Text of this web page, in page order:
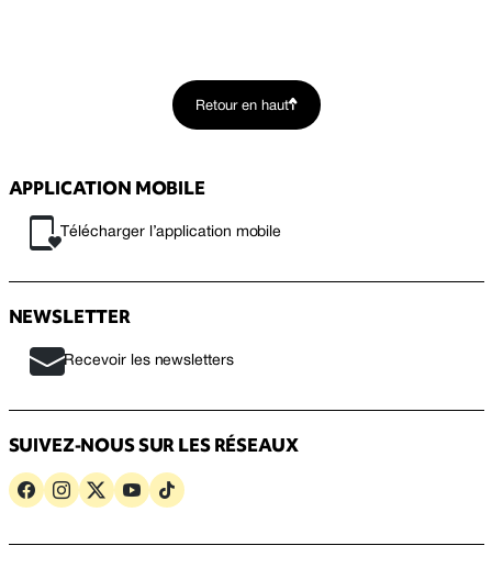
Retour en haut
APPLICATION MOBILE
Télécharger l’application mobile
NEWSLETTER
Recevoir les newsletters
SUIVEZ-NOUS SUR LES RÉSEAUX